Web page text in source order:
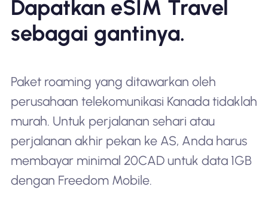
Dapatkan eSIM Travel
sebagai gantinya.
Paket roaming yang ditawarkan oleh
perusahaan telekomunikasi Kanada tidaklah
murah. Untuk perjalanan sehari atau
perjalanan akhir pekan ke AS, Anda harus
membayar minimal 20CAD untuk data 1GB
dengan Freedom Mobile.